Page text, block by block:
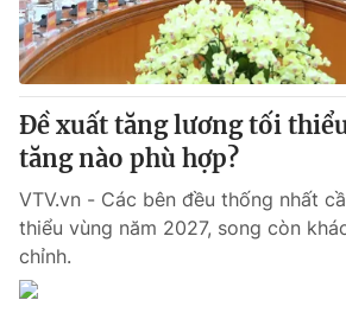
Câu chuyện quốc tế
Tài chính
Thị trường
Góc doanh nghiệp
Dữ liệu và đời sống
Truyền hình
Phim VTV
Hậu trường
Nhân vật
Khán giả
Giải trí
Điện ảnh
Âm nhạc
Sao
Đời sống
Du lịch
Giáo dục
Đề xuất tăng lương tối
tăng nào phù hợp?
VTV.vn - Các bên đều thống nhất
thiểu vùng năm 2027, song còn
chỉnh.